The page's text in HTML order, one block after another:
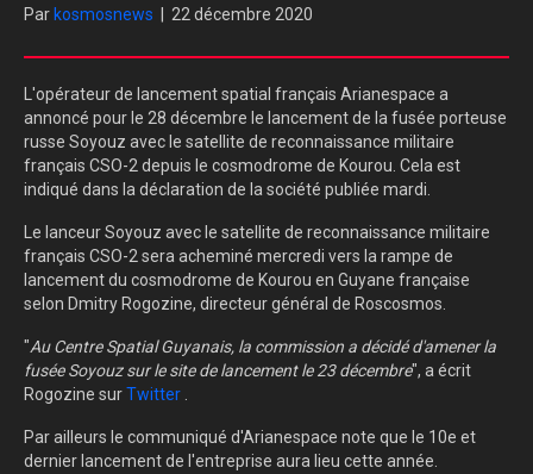
Par kosmosnews 22 décembre 2020
L'opérateur de lancement spatial français Arianespace a
annoncé pour le 28 décembre le lancement de la fusée porteuse
russe Soyouz avec le satellite de reconnaissance militaire
français CSO-2 depuis le cosmodrome de Kourou. Cela est
indiqué dans la déclaration de la société publiée mardi.
Le lanceur Soyouz avec le satellite de reconnaissance militaire
français CSO-2 sera acheminé mercredi vers la rampe de
lancement du cosmodrome de Kourou en Guyane française
selon Dmitry Rogozine, directeur général de Roscosmos.
"Au Centre Spatial Guyanais, la commission a décidé d'amener la
fusée Soyouz sur le site de lancement le 23 décembre", a écrit
Rogozine surTwitter
Par ailleurs le communiqué d'Arianespace note que le 10e et
dernier lancement de l'entreprise aura lieu cette année.